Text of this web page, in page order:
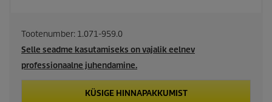
Tootenumber: 1.071-959.0
Selle seadme kasutamiseks on vajalik eelnev
professionaalne juhendamine.
KÜSIGE HINNAPAKKUMIST